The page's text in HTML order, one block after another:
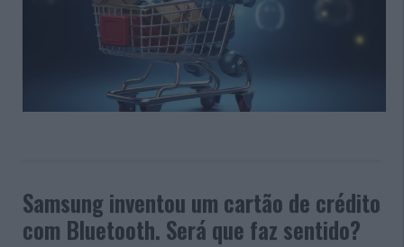
Samsung inventou um cartão de crédito
com Bluetooth. Será que faz sentido?